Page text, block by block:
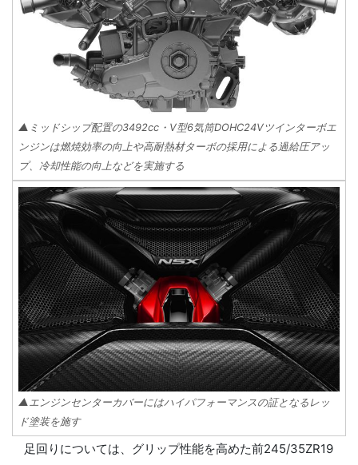
▲ミッドシップ配置の3492cc・V型6気筒DOHC24Vツインターボエ
ンジンは燃焼効率の向上や高耐熱材ターボの採用による過給圧アッ
プ、冷却性能の向上などを実施する
▲エンジンセンターカバーにはハイパフォーマンスの証となるレッ
ド塗装を施す
足回りについては、グリップ性能を高めた前245/35ZR19